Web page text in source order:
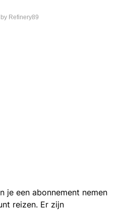
Refinery89
je een abonnement nemen
reizen. Er zijn